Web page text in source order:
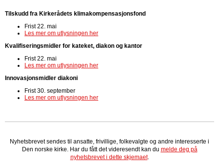
Tilskudd fra Kirkerådets klimakompensasjonsfond
Frist 22. mai
Les mer om utlysningen her
Kvalifiseringsmidler for kateket, diakon og kantor
Frist 22. mai
Les mer om utlysningen her
Innovasjonsmidler diakoni
Frist 30. september
Les mer om utlysningen her
Nyhetsbrevet sendes til ansatte, frivillige, folkevalgte og andre interesserte i
Den norske kirke. Har du fått det videresendt kan du melde deg på
nyhetsbrevet i dette skjemaet.